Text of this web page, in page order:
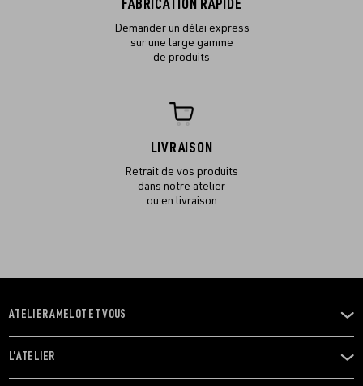
FABRICATION RAPIDE
Demander un délai express
sur une large gamme
de produits
LIVRAISON
Retrait de vos produits
dans notre atelier
ou en livraison
OUVRIR
LE
MENU
ATELIER AMELOT ET VOUS
OUVRIR
LE
L'ATELIER